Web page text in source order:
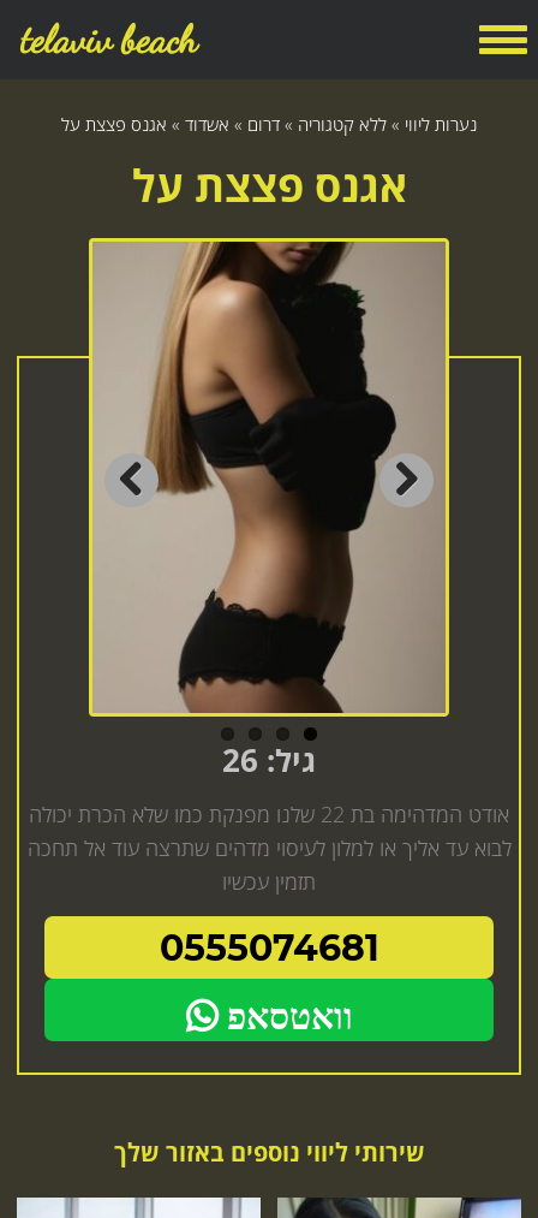
telaviv beach
נערות ליווי » ללא קטגוריה » דרום » אשדוד » אגנס פצצת על
אגנס פצצת על
גיל: 26
אודט המדהימה בת 22 שלנו מפנקת כמו שלא הכרת יכולה
לבוא עד אליך או למלון לעיסוי מדהים שתרצה עוד אל תחכה
תזמין עכשיו
0555074681
וואטסאפ
שירותי ליווי נוספים באזור שלך